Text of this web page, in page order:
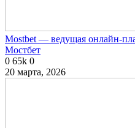
Mostbet — ведущая онлайн-
Мостбет
0 65k 0
20 марта, 2026